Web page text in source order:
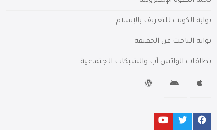
بوابة الكويت للتعريف بالإسلام
بوابة الباحث عن الحقيقة
بطاقات الواتس آب والشبكات الاجتماعية